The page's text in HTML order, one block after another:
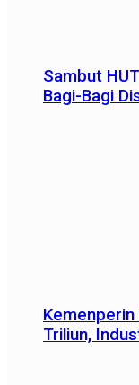
Sambut
Bagi-Bagi
Triliun,